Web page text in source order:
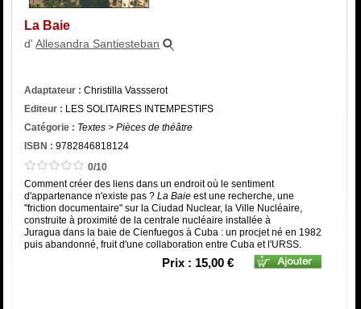
La Baie
d'Allesandra Santiesteban
Adaptateur : Christilla Vassserot
Editeur : LES SOLITAIRES INTEMPESTIFS
Catégorie : Textes > Pièces de théâtre
ISBN : 9782846818124
0/10
Comment créer des liens dans un endroit où le sentiment
d'appartenance n'existe pas ?La Baie est une recherche, une
"friction documentaire" sur la Ciudad Nuclear, la Ville Nucléaire,
construite à proximité de la centrale nucléaire installée à
Juragua dans la baie de Cienfuegos à Cuba : un procjet né en 1982
puis abandonné, fruit d'une collaboration entre Cuba et l'URSS.
Prix : 15,00 €